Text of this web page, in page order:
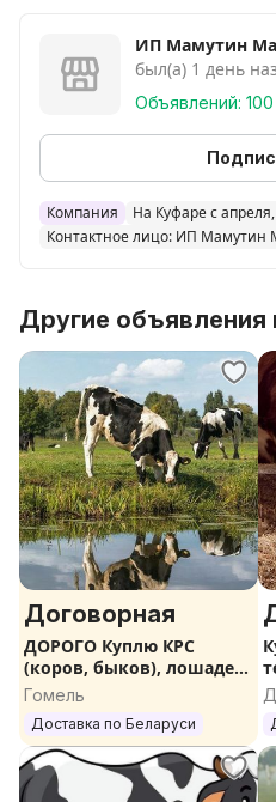
ИП Мамутин
был(а) 1 день
Объявлений: 100
Компания
На Куфаре с
Контактное лицо: ИП Мамутин
Другие объявления
Договорная
ДОРОГО Куплю КРС
(коров, быков), лошадей,
жеребят
Гомель
Доставка по Беларуси